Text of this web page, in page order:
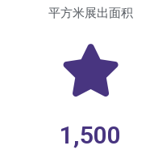
平方米展出面积
1,500